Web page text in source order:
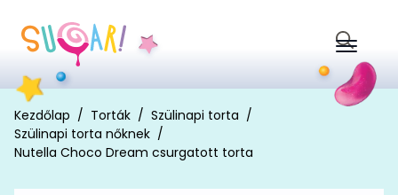
Search
for:
Kezdőlap Torták
Szülinapi torta
Szülinapi torta nőknek
Nutella Choco Dream csurgatott torta